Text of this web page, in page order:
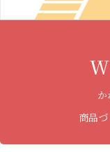
か
商品づ